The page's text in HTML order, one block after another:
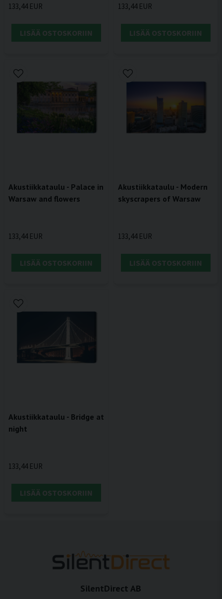
133,44 EUR
LISÄÄ OSTOSKORIIN
133,44 EUR
LISÄÄ OSTOSKORIIN
Akustiikkataulu - Palace in
Warsaw and flowers
133,44 EUR
LISÄÄ OSTOSKORIIN
Akustiikkataulu - Modern
skyscrapers of Warsaw
133,44 EUR
LISÄÄ OSTOSKORIIN
Akustiikkataulu - Bridge at
night
133,44 EUR
LISÄÄ OSTOSKORIIN
SilentDirect AB